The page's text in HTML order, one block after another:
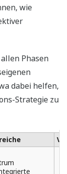
wie
Phasen
dabei helfen,
Strategie zu